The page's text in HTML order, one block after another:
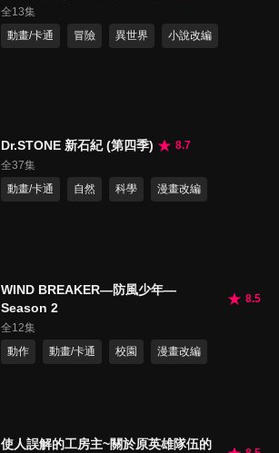
全13集
動畫/卡通
冒險 異世界 小說改編
Dr.STONE 新石紀 (第四季)
8.7
全37集
動畫/卡通
自然 科學 漫畫改編
WIND BREAKER—防風少年—
Season 2
8.5
全12集
動作
動畫/卡通 校園 漫畫改編
使人誤解的工房主~關於原英雄隊伍的